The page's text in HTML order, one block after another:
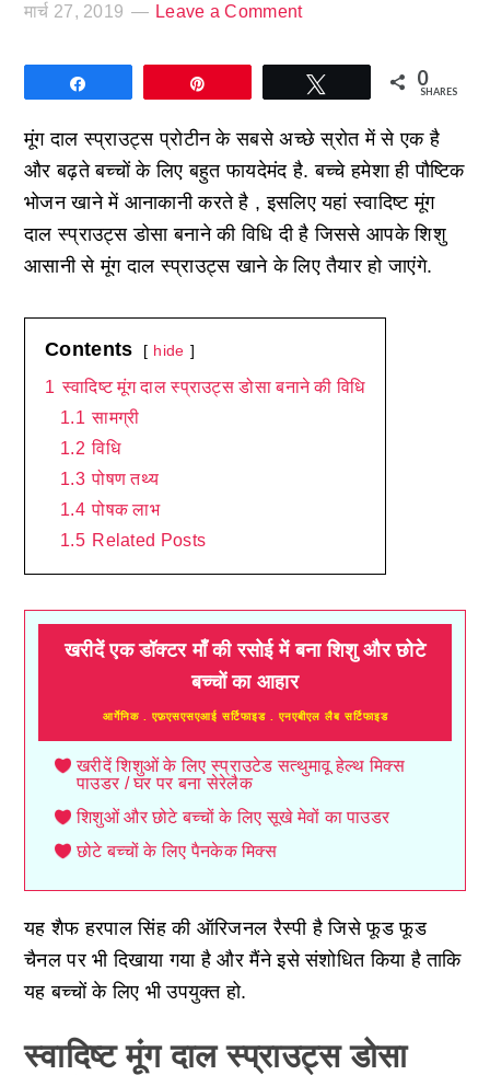
मार्च 27, 2019 Leave a Comment
0
SHARES
मूंग दाल स्प्राउट्स प्रोटीन के सबसे अच्छे स्रोत में से एक है
और बढ़ते बच्चों के लिए बहुत फायदेमंद है. बच्चे हमेशा ही पौष्टिक
भोजन खाने में आनाकानी करते है , इसलिए यहां स्वादिष्ट मूंग
दाल स्प्राउट्स डोसा बनाने की विधि दी है जिससे आपके शिशु
आसानी से मूंग दाल स्प्राउट्स खाने के लिए तैयार हो जाएंगे.
Contents hide
1 स्वादिष्ट मूंग दाल स्प्राउट्स डोसा बनाने की विधि
1.1 सामग्री
1.2 विधि
1.3 पोषण तथ्य
1.4 पोषक लाभ
1.5 Related Posts
खरीदें एक डॉक्टर माँ की रसोई में बना शिशु और छोटे
बच्चों का आहार
आर्गेनिक . एफ़एसएसएआई सर्टिफाइड . एनएबीएल लैब सर्टिफाइड
खरीदें शिशुओं के लिए स्प्राउटेड सत्थुमावू हेल्थ मिक्स
पाउडर / घर पर बना सेरेलैक
शिशुओं और छोटे बच्चों के लिए सूखे मेवों का पाउडर
छोटे बच्चों के लिए पैनकेक मिक्स
यह शैफ हरपाल सिंह की ऑरिजनल रैस्पी है जिसे फूड फूड
चैनल पर भी दिखाया गया है और मैंने इसे संशोधित किया है ताकि
यह बच्चों के लिए भी उपयुक्त हो.
स्वादिष्ट मूंग दाल स्प्राउट्स डोसा